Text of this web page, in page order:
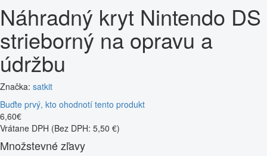
Náhradný kryt Nintendo DS
strieborný na opravu a
údržbu
Značka: satkit
Buďte prvý, kto ohodnotí tento produkt
6,60€
Vrátane DPH (Bez DPH: 5,50 €)
Množstevné zľavy